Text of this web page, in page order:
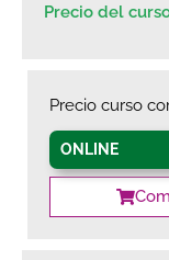
Precio del
Precio curso
ONLINE